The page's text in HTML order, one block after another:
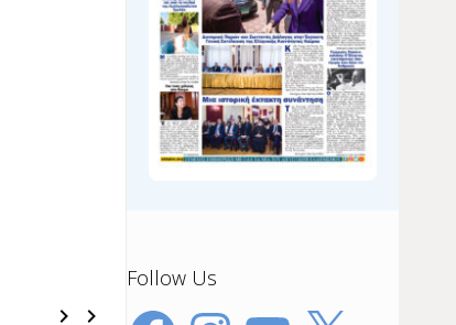
Follow Us
FacebookInstagramYouTube
X